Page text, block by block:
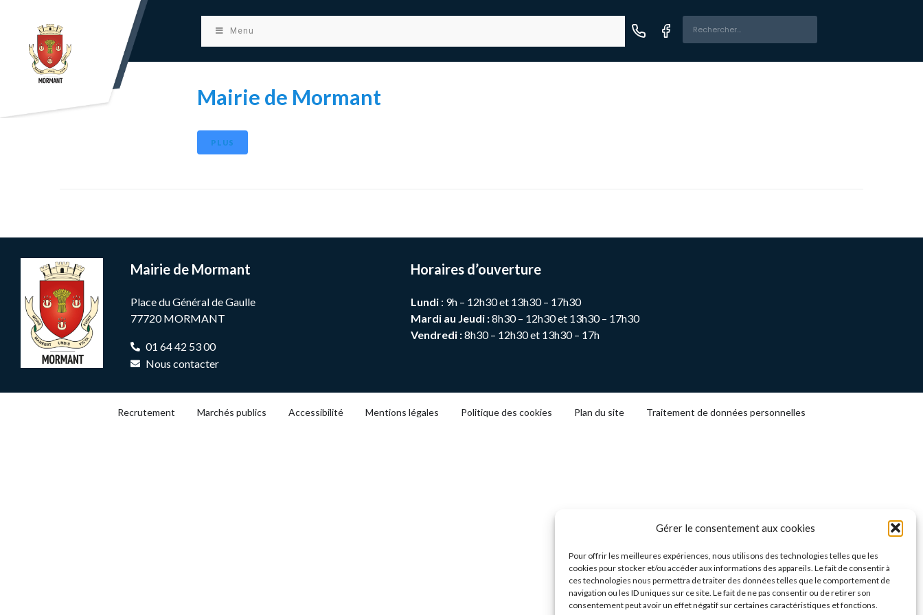
Gérer le consentement aux cookies
Pour offrir les meilleures expériences, nous utilisons des technologies telles que les
cookies pour stocker et/ou accéder aux informations des appareils. Le fait de consentir à
ces technologies nous permettra de traiter des données telles que le comportement de
navigation ou les ID uniques sur ce site. Le fait de ne pas consentir ou de retirer son
consentement peut avoir un effet négatif sur certaines caractéristiques et fonctions.
Menu
Mairie de Mormant
PLUS
Mairie de Mormant
Place du Général de Gaulle
77720 MORMANT
01 64 42 53 00
Nous contacter
Horaires d’ouverture
Lundi: 9h – 12h30 et 13h30 – 17h30
Mardi au Jeudi :8h30 – 12h30 et 13h30 – 17h30
Vendredi :8h30 – 12h30 et 13h30 – 17h
Recrutement Marchés publics Accessibilité Mentions légales Politique des cookies Plan du site Traitement de données personnelles